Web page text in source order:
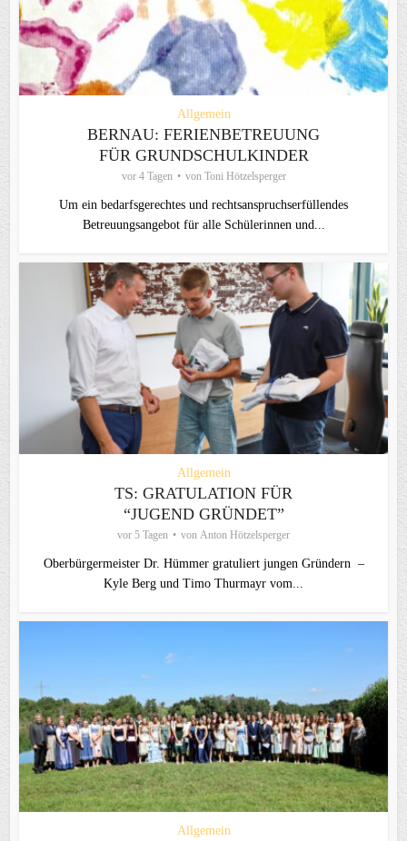
Allgemein
BERNAU: FERIENBETREUUNG
FÜR GRUNDSCHULKINDER
vor 4 Tagen von Toni Hötzelsperger
Um ein bedarfsgerechtes und rechtsanspruchserfüllendes
Betreuungsangebot für alle Schülerinnen und...
Allgemein
TS: GRATULATION FÜR
“JUGEND GRÜNDET”
vor 5 Tagen von Anton Hötzelsperger
Oberbürgermeister Dr. Hümmer gratuliert jungen Gründern –
Kyle Berg und Timo Thurmayr vom...
Allgemein